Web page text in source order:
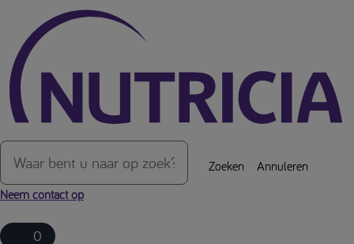
Over de inhoud van de pagina
Zoeken
Annuleren
Neem contact op
0